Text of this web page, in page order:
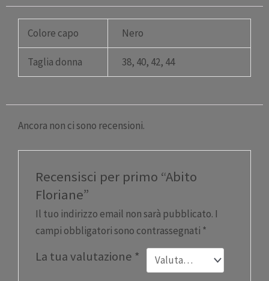
Colore capo Nero
Taglia donna 38, 40, 42, 44
Ancora non ci sono recensioni.
Recensisci per primo “Abito
Floriane”
Il tuo indirizzo email non sarà pubblicato. I
campi obbligatori sono contrassegnati *
La tua valutazione *